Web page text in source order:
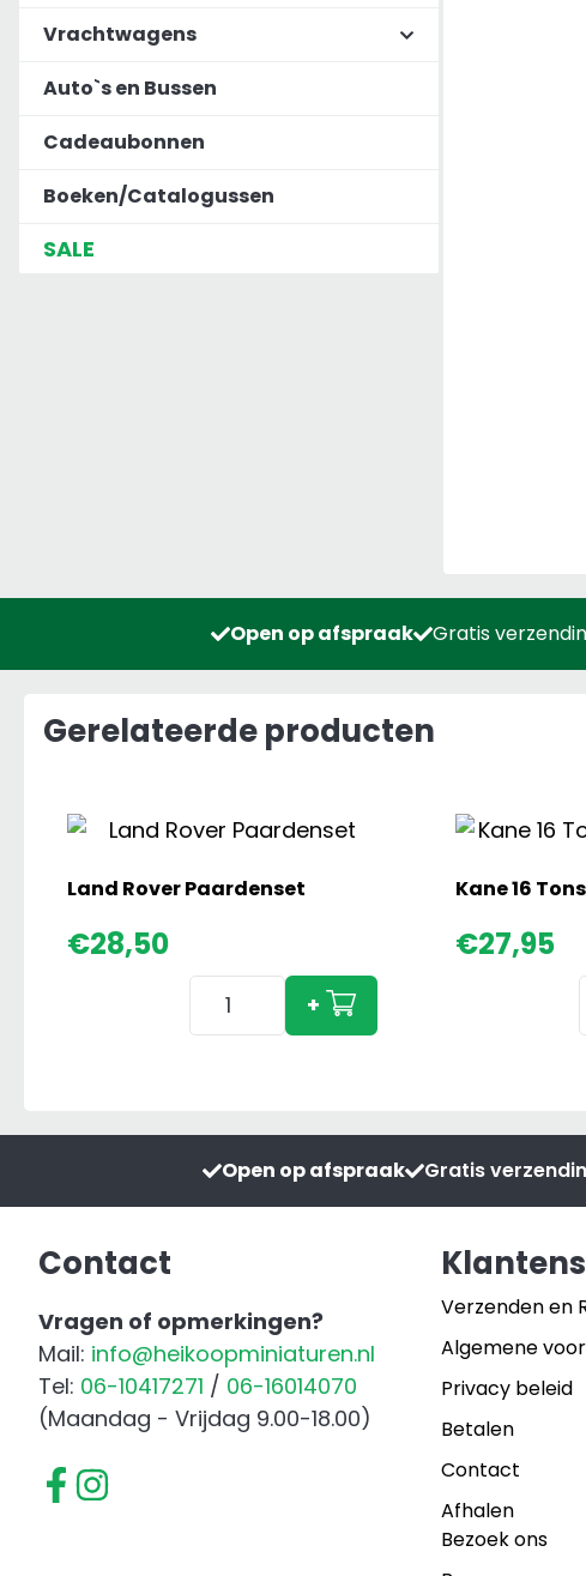
Vrachtwagens
Auto`s en Bussen
Cadeaubonnen
Boeken/Catalogussen
SALE
Open op afspraak Gratis
Gerelateerde producten
Land Rover Paardenset
€28,50
Land
Rover
+
Kane 16
€27,95
Open op afspraak Gratis
Contact
Vragen of opmerkingen?
Mail: info@heikoopminiaturen.nl
Tel: 06-10417271 / 06-16014070
(Maandag - Vrijdag 9.00-18.00)
Verzenden en
Algemene
Privacy beleid
Betalen
Contact
Afhalen
Bezoek ons